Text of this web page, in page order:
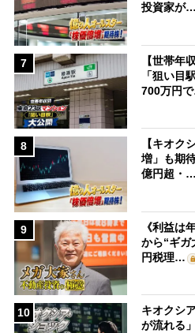
投資家が…
7
【世帯年
「狙い目
700万円
8
【キオク
増」も期
億円超・…
9
《利益は
から“ギガ
円税理…
10
キオクシ
が流れる